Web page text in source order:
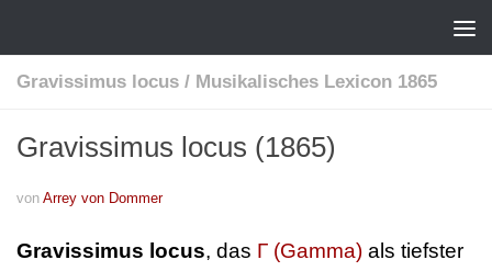
Gravissimus locus / Musikalisches Lexicon 1865
Gravissimus locus (1865)
von Arrey von Dommer
Gravissimus locus, das Γ (Gamma) als tiefster